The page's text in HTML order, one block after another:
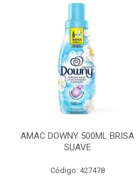
AMAC DOWNY 500ML BRISA
SUAVE
Código: 427478